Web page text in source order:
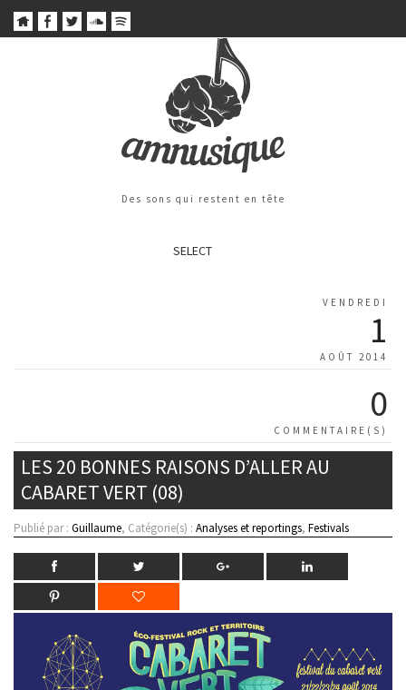
Des sons qui restent en tête
SELECT
VENDREDI
1
AOÛT 2014
0
COMMENTAIRE(S)
LES 20 BONNES RAISONS D’ALLER AU
CABARET VERT (08)
Publié par : Guillaume, Catégorie(s) : Analyses et reportings, Festivals